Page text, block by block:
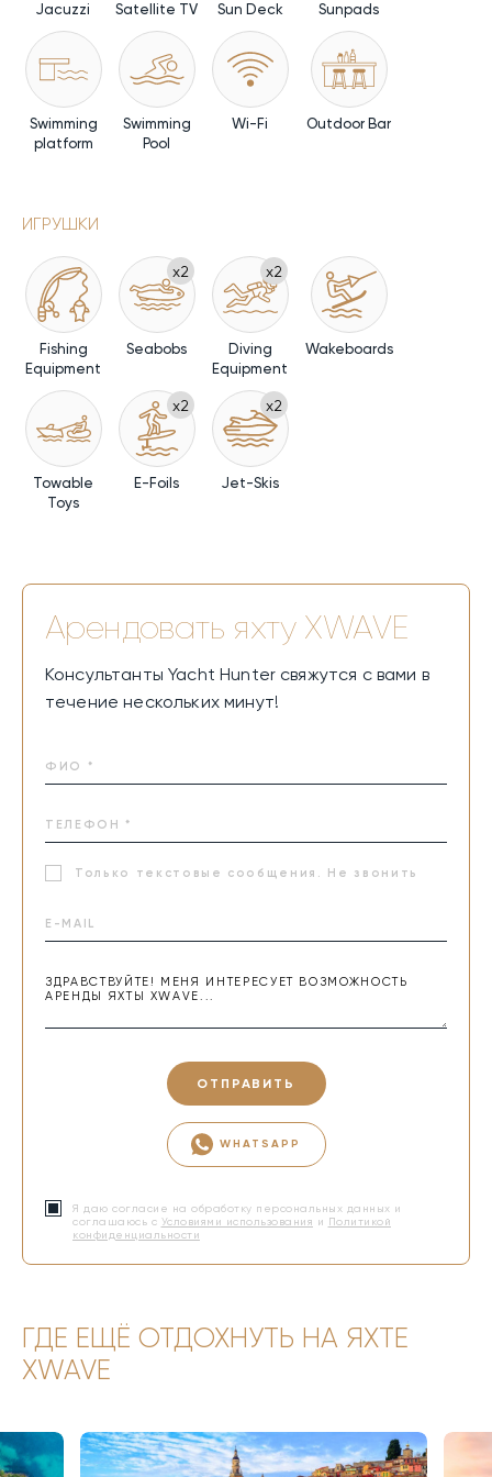
Jacuzzi Satellite TV Sun Deck Sunpads
Swimming
platform
Swimming
Pool
Wi-Fi Outdoor Bar
ИГРУШКИ
Fishing
Equipment
x2
Seabobs
x2
Diving
Equipment
Wakeboards
Towable
Toys
x2
E-Foils
x2
Jet-Skis
Арендовать яхту XWAVE
Консультанты Yacht Hunter свяжутся с вами в
течение нескольких минут!
Только текстовые сообщения. Не звонить
ОТПРАВИТЬ
WHATSAPP
Я даю согласие на обработку персональных данных и
соглашаюсь с Условиями использования и Политикой
конфиденциальности
ГДЕ ЕЩЁ ОТДОХНУТЬ НА ЯХТЕ
XWAVE